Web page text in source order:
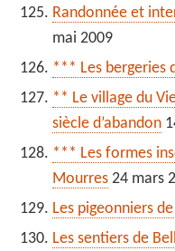
Randonnée et
mai 2009
*** Les bergeries
** Le village du
siècle d’abandon
*** Les formes
Mourres 24 mars
Les pigeonniers
Les sentiers de